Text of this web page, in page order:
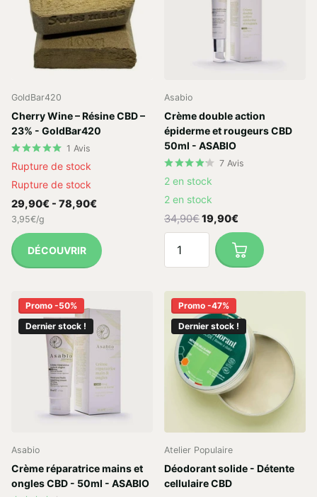
GoldBar420
Cherry Wine – Résine CBD –
23% - GoldBar420
1 Avis
Rupture de stock
Rupture de stock
29,90€ - 78,90€
3,95€/g
DÉCOUVRIR
Asabio
Crème double action
épiderme et rougeurs CBD
50ml - ASABIO
7 Avis
2 en stock
2 en stock
34,90€19,90€
Promo -50%
Dernier stock !
Asabio
Crème réparatrice mains et
ongles CBD - 50ml - ASABIO
Promo -47%
Dernier stock !
Atelier Populaire
Déodorant solide - Détente
cellulaire CBD